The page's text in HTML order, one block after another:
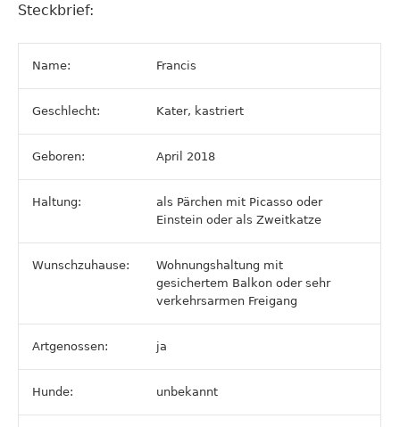
Steckbrief:
Name: Francis
Geschlecht: Kater, kastriert
Geboren: April 2018
Haltung:
als Pärchen mit Picasso oder
Einstein oder als Zweitkatze
Wunschzuhause:
Wohnungshaltung mit
gesichertem Balkon oder sehr
verkehrsarmen Freigang
Artgenossen: ja
Hunde: unbekannt